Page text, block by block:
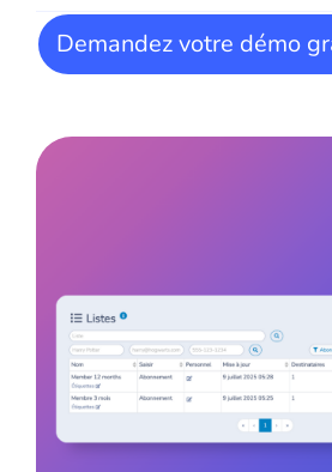
Demandez votre démo